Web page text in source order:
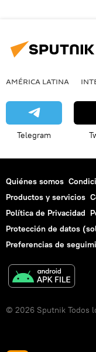
AMÉRICA LATINA
Telegram
Quiénes somos
Productos y servicios
Política de Privacidad
Protección de datos
Preferencias de
© 2026 Sputnik Todos